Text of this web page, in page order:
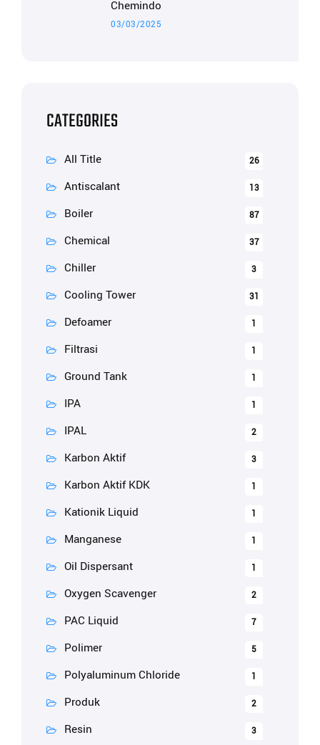
Chemindo
03/03/2025
CATEGORIES
All Title 26
Antiscalant 13
Boiler 87
Chemical 37
Chiller 3
Cooling Tower 31
Defoamer 1
Filtrasi 1
Ground Tank 1
IPA 1
IPAL 2
Karbon Aktif 3
Karbon Aktif KDK 1
Kationik Liquid 1
Manganese 1
Oil Dispersant 1
Oxygen Scavenger 2
PAC Liquid 7
Polimer 5
Polyaluminum Chloride 1
Produk 2
Resin 3